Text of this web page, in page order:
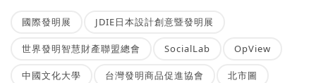
國際發明展 JDIE日本設計創意暨發明展
世界發明智慧財產聯盟總會 SocialLab OpView
中國文化大學 台灣發明商品促進協會 北市圖